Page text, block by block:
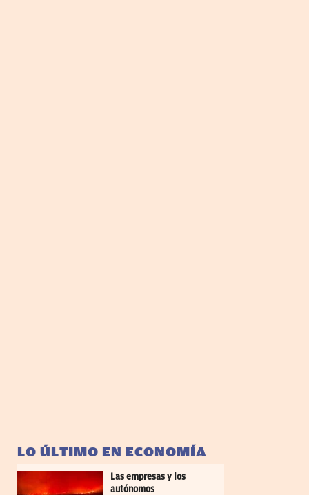
LO ÚLTIMO EN ECONOMÍA
Las empresas y los
autónomos